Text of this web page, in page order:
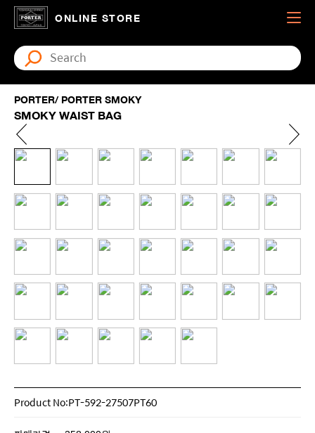
ONLINE STORE
PORTER/ PORTER SMOKY
SMOKY WAIST BAG
Product No:PT-592-27507PT60